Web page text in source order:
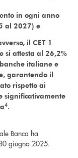
in ogni anno
al 2027) e
il CET 1
si attesta al 26,2%
italiane e
garantendo il
rispetto ai
significativamente
4.
Banca ha
giugno 2025.